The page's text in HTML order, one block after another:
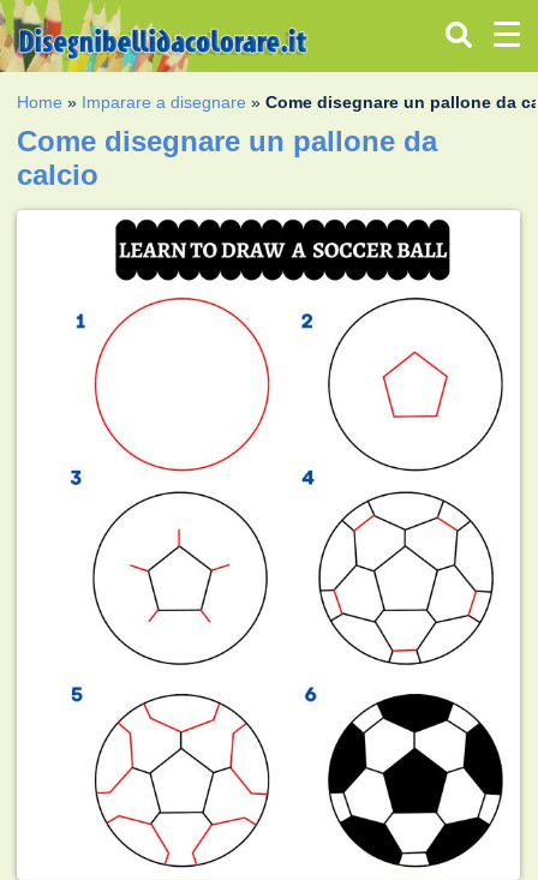
Home » Imparare a disegnare »Come disegnare un pallone da
Come disegnare un pallone da
calcio